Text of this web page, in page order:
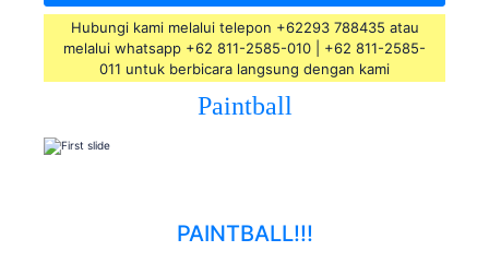
Hubungi kami melalui telepon +62293 788435 atau
melalui whatsapp +62 811-2585-010 | +62 811-2585-
011 untuk berbicara langsung dengan kami
Paintball
PAINTBALL!!!